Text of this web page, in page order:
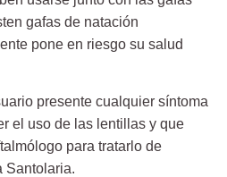
gafas de natación
pone en riesgo su salud
presente cualquier síntoma
el uso de las lentillas y que
para tratarlo de
Santolaria.